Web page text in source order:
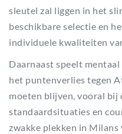
sleutel zal liggen in het
beschikbare selectie en
individuele kwaliteiten
Daarnaast speelt
het puntenverlies tegen
moeten blijven, vooral bij
standaardsituaties en
zwakke plekken in